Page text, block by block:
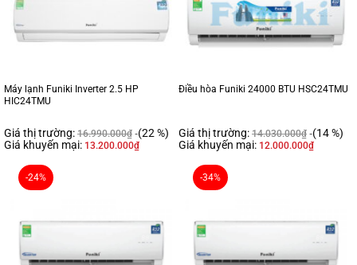
Máy lạnh Funiki Inverter 2.5 HP
HIC24TMU
Giá thị trường: 16.990.000₫ (22 %)
Giá khuyến mại: 13.200.000₫
Điều hòa Funiki 24000 BTU HSC24TMU
Giá thị trường: 14.030.000₫ (14 %)
Giá khuyến mại: 12.000.000₫
-24% -34%